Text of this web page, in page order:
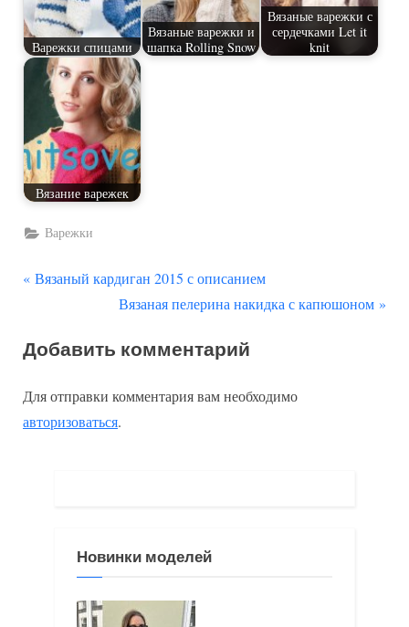
Варежки спицами
Вязаные варежки и
шапка Rolling Snow
Вязаные варежки с
сердечками Let it
knit
Вязание варежек
Варежки
Навигация
записям
П
д
д
у
Вязаный кардиган 2015 с описанием
С
е
у
ю
а
и
Вязаная пелерина накидка с капюшоном
Добавить комментарий
Для отправки комментария вам необходимо
авторизоваться.
Новинки моделей